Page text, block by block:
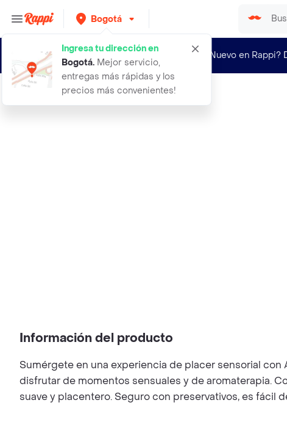
Bogotá
Ingresa tu dirección en
Bogotá. Mejor servicio,
entregas más rápidas y los
precios más convenientes!
¿Nuevo en Rappi?
aceite basico para masajes x 30 ml
Información del producto
Sumérgete en una experiencia de placer sensorial con
disfrutar de momentos sensuales y de aromaterapia.
suave y placentero. Seguro con preservativos, es fácil